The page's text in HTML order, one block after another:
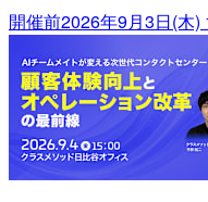
開催前2026年9月3日(木)